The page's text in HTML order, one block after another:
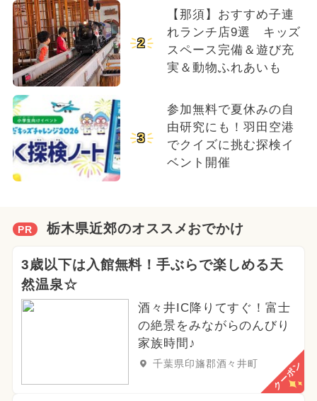
2
【那須】おすすめ子連
れランチ店9選 キッズ
スペース完備＆遊び充
実＆動物ふれあいも
3
参加無料で夏休みの自
由研究にも！羽田空港
でクイズに挑む探検イ
ベント開催
PR 栃木県近郊のオススメおでかけ
3歳以下は入館無料！手ぶらで楽しめる天
然温泉☆
酒々井IC降りてすぐ！富士
の絶景をみながらのんびり
家族時間♪
千葉県印旛郡酒々井町 クーポン